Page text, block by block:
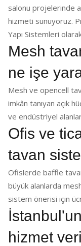
salonu projelerinde
hizmeti sunuyoruz.
Yapı Sistemleri
Mesh
ne işe
Mesh ve opencell
imkân tanıyan açık
ve endüstriyel
Ofis ve
tavan
Ofislerde baffle
büyük alanlarda
sistem önerisi için
hizmet